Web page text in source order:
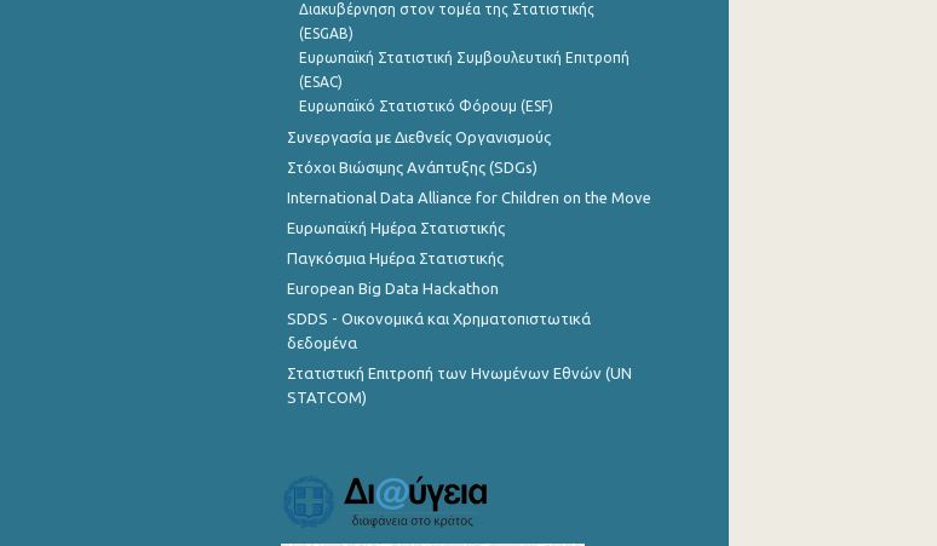
Διακυβέρνηση στον τομέα της Στατιστικής
(ESGAB)
Ευρωπαϊκή Στατιστική Συμβουλευτική Επιτροπή
(ESAC)
Ευρωπαϊκό Στατιστικό Φόρουμ (ESF)
Συνεργασία με Διεθνείς Οργανισμούς
Στόχοι Βιώσιμης Ανάπτυξης (SDGs)
International Data Alliance for Children on the Move
Ευρωπαϊκή Ημέρα Στατιστικής
Παγκόσμια Ημέρα Στατιστικής
European Big Data Hackathon
SDDS - Οικονομικά και Χρηματοπιστωτικά
δεδομένα
Στατιστική Επιτροπή των Ηνωμένων Εθνών (UN
STATCOM)